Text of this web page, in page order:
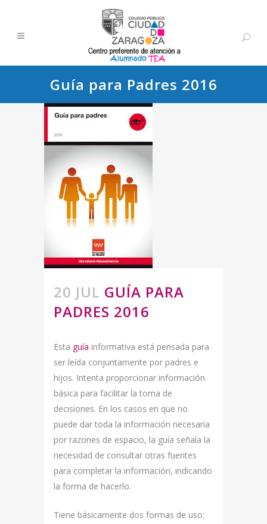
Guía para Padres 2016
20 JUL GUÍA PARA
PADRES 2016
Esta guía informativa está pensada para
ser leída conjuntamente por padres e
hijos. Intenta proporcionar información
básica para facilitar la toma de
decisiones. En los casos en que no
puede dar toda la información necesaria
por razones de espacio, la guía señala la
necesidad de consultar otras fuentes
para completar la información, indicando
la forma de hacerlo.
Tiene básicamente dos formas de uso: